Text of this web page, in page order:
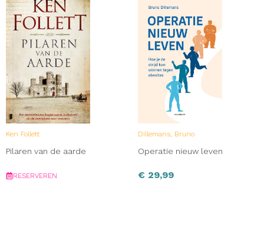
Ken Follett
Pilaren van de aarde
RESERVEREN
Dillemans, Bruno
Operatie nieuw leven
€ 29,99